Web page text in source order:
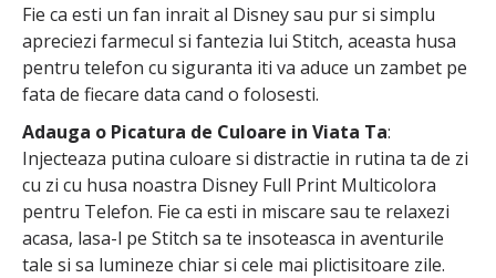
Fie ca esti un fan inrait al Disney sau pur si simplu
apreciezi farmecul si fantezia lui Stitch, aceasta husa
pentru telefon cu siguranta iti va aduce un zambet pe
fata de fiecare data cand o folosesti.
Adauga o Picatura de Culoare in Viata Ta:
Injecteaza putina culoare si distractie in rutina ta de zi
cu zi cu husa noastra Disney Full Print Multicolora
pentru Telefon. Fie ca esti in miscare sau te relaxezi
acasa, lasa-l pe Stitch sa te insoteasca in aventurile
tale si sa lumineze chiar si cele mai plictisitoare zile.